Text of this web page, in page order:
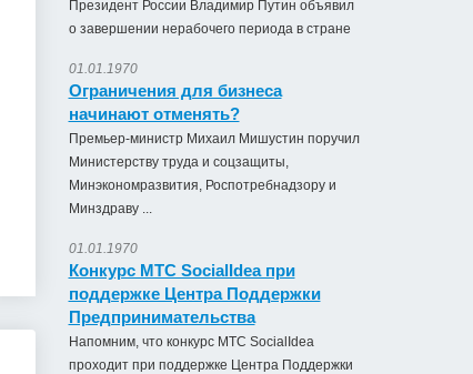
Президент России Владимир Путин объявил
о завершении нерабочего периода в стране
01.01.1970
Ограничения для бизнеса
начинают отменять?
Премьер-министр Михаил Мишустин поручил
Министерству труда и соцзащиты,
Минэкономразвития, Роспотребнадзору и
Минздраву ...
01.01.1970
Конкурс МТС SocialIdea при
поддержке Центра Поддержки
Предпринимательства
Напомним, что конкурс МТС SocialIdea
проходит при поддержке Центра Поддержки